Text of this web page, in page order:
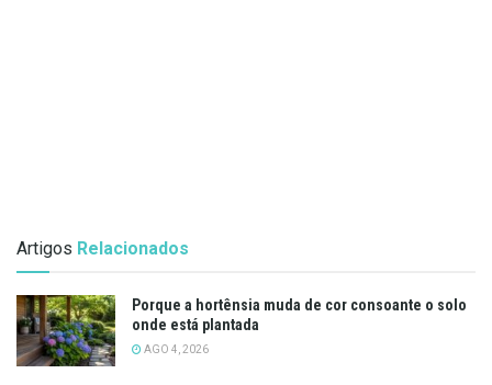
Artigos Relacionados
Porque a hortênsia muda de cor consoante o solo
onde está plantada
AGO 4, 2026